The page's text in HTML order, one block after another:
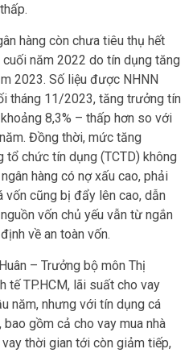
hàng còn chưa tiêu thụ hết
năm 2022 do tín dụng tăng
2023. Số liệu được NHNN
tháng 11/2023, tăng trưởng tín
8,3% – thấp hơn so với
Đồng thời, mức tăng
tổ chức tín dụng (TCTD) không
hàng có nợ xấu cao, phải
cũng bị đẩy lên cao, dẫn
vốn chủ yếu vẫn từ ngắn
về an toàn vốn.
– Trưởng bộ môn Thị
tế TP.HCM, lãi suất cho vay
năm, nhưng với tín dụng cá
gồm cả cho vay mua nhà
thời gian tới còn giảm tiếp,